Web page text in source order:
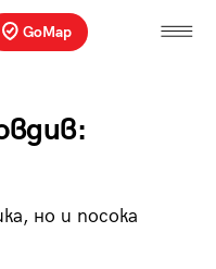
GoMap
но и посока